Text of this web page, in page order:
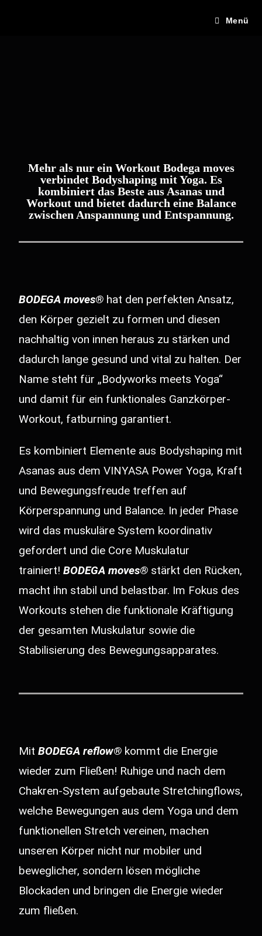
Menü
Mehr als nur ein Workout Bodega moves
verbindet Bodyshaping mit Yoga. Es
kombiniert das Beste aus Asanas und
Workout und bietet dadurch eine Balance
zwischen Anspannung und Entspannung.
BODEGA moves® hat den perfekten Ansatz,
den Körper gezielt zu formen und diesen
nachhaltig von innen heraus zu stärken und
dadurch lange gesund und vital zu halten. Der
Name steht für „Bodyworks meets Yoga“
und damit für ein funktionales Ganzkörper-
Workout, fatburning garantiert.
Es kombiniert Elemente aus Bodyshaping mit
Asanas aus dem VINYASA Power Yoga, Kraft
und Bewegungsfreude treffen auf
Körperspannung und Balance. In jeder Phase
wird das muskuläre System koordinativ
gefordert und die Core Muskulatur
trainiert!BODEGA moves® stärkt den Rücken,
macht ihn stabil und belastbar. Im Fokus des
Workouts stehen die funktionale Kräftigung
der gesamten Muskulatur sowie die
Stabilisierung des Bewegungsapparates.
MitBODEGA reflow® kommt die Energie
wieder zum Fließen! Ruhige und nach dem
Chakren-System aufgebaute Stretchingflows,
welche Bewegungen aus dem Yoga und dem
funktionellen Stretch vereinen, machen
unseren Körper nicht nur mobiler und
beweglicher, sondern lösen mögliche
Blockaden und bringen die Energie wieder
zum fließen.